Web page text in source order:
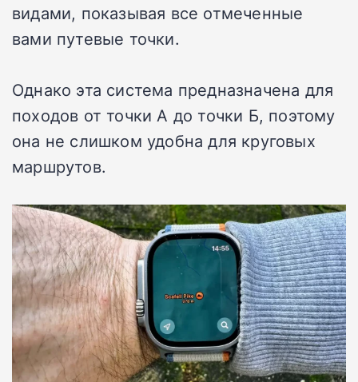
видами, показывая все отмеченные
вами путевые точки.
Однако эта система предназначена для
походов от точки А до точки Б, поэтому
она не слишком удобна для круговых
маршрутов.